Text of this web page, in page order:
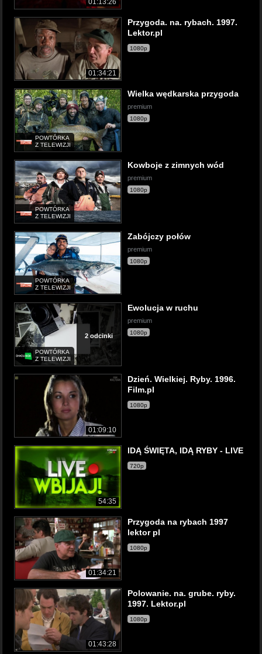
01:13:26
01:34:21
Przygoda. na. rybach. 1997.
Lektor.pl
1080p
POWTÓRKA
Z TELEWIZJI
Wielka wędkarska przygoda
premium
1080p
POWTÓRKA
Z TELEWIZJI
Kowboje z zimnych wód
premium
1080p
POWTÓRKA
Z TELEWIZJI
Zabójczy połów
premium
1080p
2 odcinki
POWTÓRKA
Z TELEWIZJI
Ewolucja w ruchu
premium
1080p
01:09:10
Dzień. Wielkiej. Ryby. 1996.
Film.pl
1080p
54:35
IDĄ ŚWIĘTA, IDĄ RYBY - LIVE
720p
01:34:21
Przygoda na rybach 1997
lektor pl
1080p
01:43:28
Polowanie. na. grube. ryby.
1997. Lektor.pl
1080p